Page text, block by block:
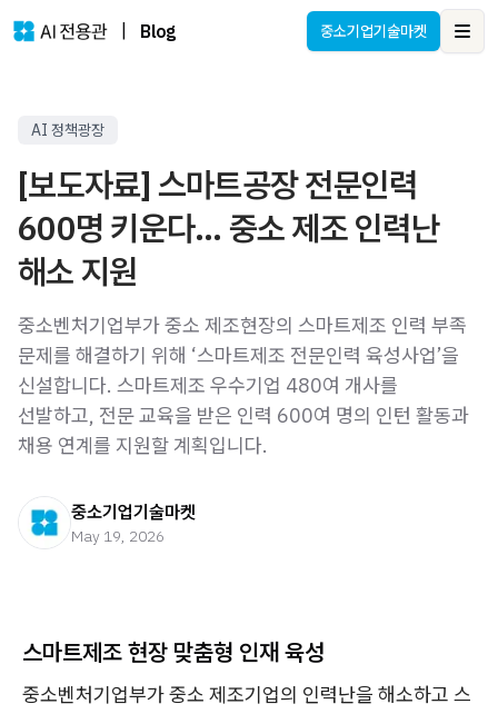
Blog 중소기업기술마켓
AI 정책광장
[보도자료] 스마트공장 전문인력
600명 키운다… 중소 제조 인력난
해소 지원
중소벤처기업부가 중소 제조현장의 스마트제조 인력 부족
문제를 해결하기 위해 ‘스마트제조 전문인력 육성사업’을
신설합니다. 스마트제조 우수기업 480여 개사를
선발하고, 전문 교육을 받은 인력 600여 명의 인턴 활동과
채용 연계를 지원할 계획입니다.
중소기업기술마켓
May 19, 2026
스마트제조 현장 맞춤형 인재 육성
중소벤처기업부가 중소 제조기업의 인력난을 해소하고 스